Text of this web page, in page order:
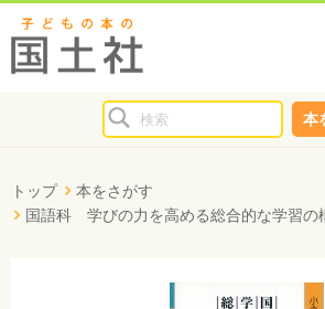
本
トップ
本をさがす
国語科 学びの力を高める総合的な学習の